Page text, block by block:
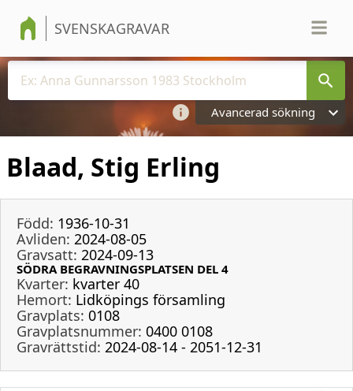
SVENSKAGRAVAR
Avancerad sökning
Blaad, Stig Erling
Född: 1936-10-31
Avliden: 2024-08-05
Gravsatt: 2024-09-13
SÖDRA BEGRAVNINGSPLATSEN DEL 4
Kvarter: kvarter 40
Hemort: Lidköpings församling
Gravplats: 0108
Gravplatsnummer: 0400 0108
Gravrättstid: 2024-08-14 - 2051-12-31